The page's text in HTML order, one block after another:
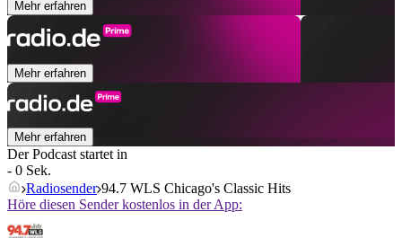
Mehr erfahren
Mehr erfahren
Mehr erfahren
Der Podcast startet in
- 0 Sek.
Radiosender 94.7 WLS Chicago's Classic Hits
Höre diesen Sender kostenlos in der App: